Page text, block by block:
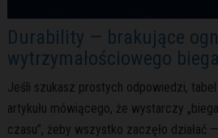
Durability — brakujące
wytrzymałościowego
Jeśli szukasz prostych odpowiedzi,
artykułu mówiącego, że wystarczy
czasu”, żeby wszystko zaczęło działać